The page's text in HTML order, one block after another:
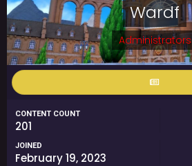
Wardf
Administrators
CONTENT COUNT
201
JOINED
February 19, 2023